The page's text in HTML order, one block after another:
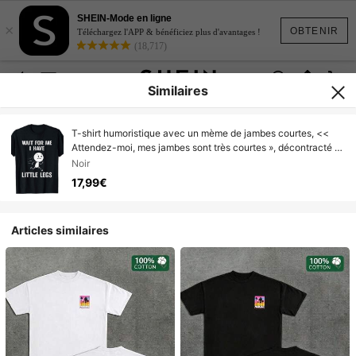
OBTENIR
×
SHEIN-Mode en ligne
Téléchargez l'APP & bénéficiez plus d'avantages !
(18,717)
Similaires
T-shirt humoristique avec un mème de jambes courtes, <<
Attendez-moi, mes jambes sont très courtes », décontracté et
confortable, col rond, style rétro, convient à toutes les saisons
et à un usage quotidien.
Noir
17,99€
Articles similaires